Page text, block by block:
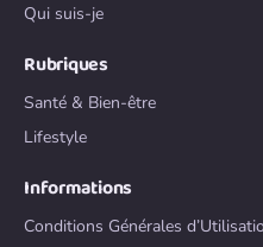
Qui suis-je
Rubriques
Santé & Bien-être
Lifestyle
Informations
Conditions Générales